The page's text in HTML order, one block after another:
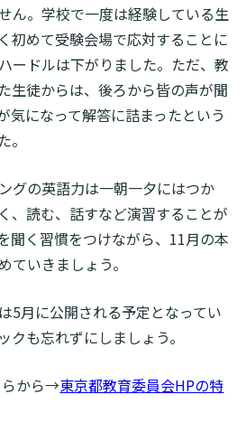
ん。学校で一度は経験している生
初めて受験会場で応対することに
ードルは下がりました。ただ、教
生徒からは、後ろから皆の声が聞
気になって解答に詰まったという
グの英語力は一朝一夕にはつか
、読む、話すなど演習することが
聞く習慣をつけながら、11月の本
ていきましょう。
5月に公開される予定となってい
クも忘れずにしましょう。
らから→東京都教育委員会HPの特